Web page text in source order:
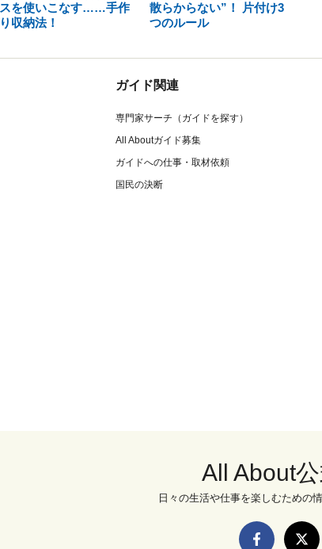
スを使いこなす……手作
り収納法！
散らからない”！ 片付け3
つのルール
ガイド関連
専門家サーチ（ガイドを探す）
All Aboutガイド募集
ガイドへの仕事・取材依頼
国民の決断
All About
日々の生活や仕事を楽しむための